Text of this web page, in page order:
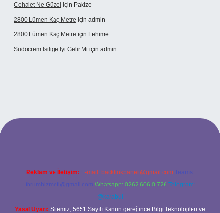
Cehalet Ne Güzel için Pakize
2800 Lümen Kaç Metre için admin
2800 Lümen Kaç Metre için Fehime
Sudocrem Isilige Iyi Gelir Mi için admin
giriş
Reklam ve İletişim: E-mail: backlinkpaneli@gmail.com Teams:
forumhizmeti@gmail.com Whatsapp: 0262 606 0 726 Telegram:
@karabul
Yasal Uyarı: Sitemiz, 5651 Sayılı Kanun gereğince Bilgi Teknolojileri ve